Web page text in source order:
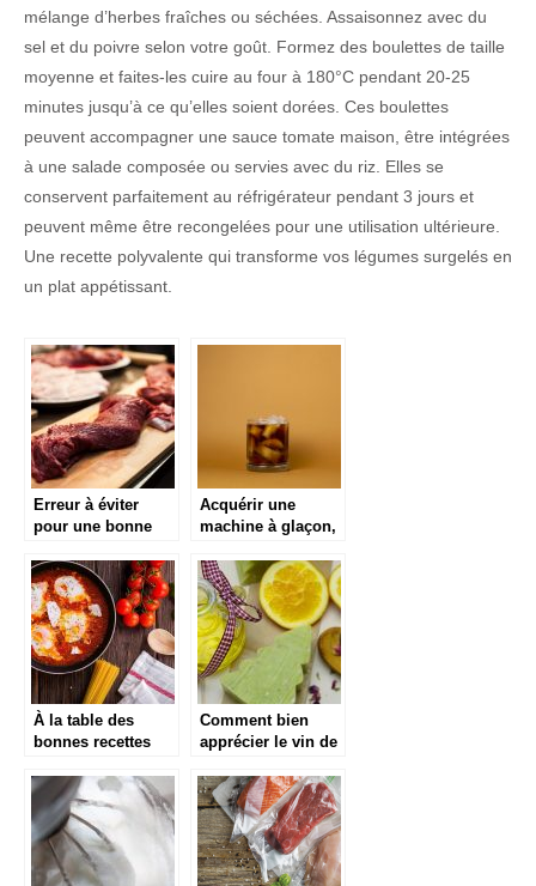
mélange d’herbes fraîches ou séchées. Assaisonnez avec du
sel et du poivre selon votre goût. Formez des boulettes de taille
moyenne et faites-les cuire au four à 180°C pendant 20-25
minutes jusqu’à ce qu’elles soient dorées. Ces boulettes
peuvent accompagner une sauce tomate maison, être intégrées
à une salade composée ou servies avec du riz. Elles se
conservent parfaitement au réfrigérateur pendant 3 jours et
peuvent même être recongelées pour une utilisation ultérieure.
Une recette polyvalente qui transforme vos légumes surgelés en
un plat appétissant.
Erreur à éviter
pour une bonne
viande : Utiliser
une planche à
découper pour tout
Acquérir une
machine à glaçon,
cuisine
À la table des
bonnes recettes
Comment bien
apprécier le vin de
qui soit ?